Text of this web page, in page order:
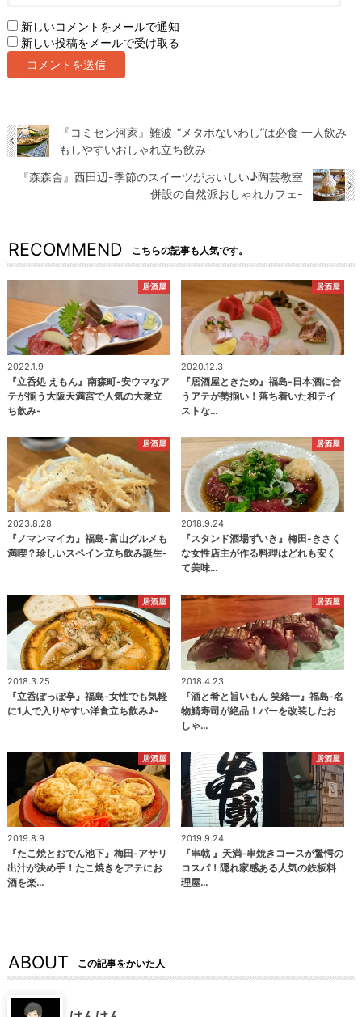
新しいコメントをメールで通知
新しい投稿をメールで受け取る
『コミセン河家』難波-“メタボないわし”は必食 一人飲み
もしやすいおしゃれ立ち飲み-
『森森舎』西田辺-季節のスイーツがおいしい♪陶芸教室
併設の自然派おしゃれカフェ-
RECOMMEND こちらの記事も人気です。
居酒屋
2022.1.9
『立呑処 えもん』南森町-安ウマなア
テが揃う大阪天満宮で人気の大衆立
ち飲み-
居酒屋
2020.12.3
『居酒屋ときため』福島-日本酒に合
うアテが勢揃い！落ち着いた和テイ
ストな…
居酒屋
2023.8.28
『ノマンマイカ』福島-富山グルメも
満喫？珍しいスペイン立ち飲み誕生-
居酒屋
2018.9.24
『スタンド酒場ずいき』梅田-きさく
な女性店主が作る料理はどれも安く
て美味…
居酒屋
2018.3.25
『立呑ぽっぽ亭』福島-女性でも気軽
に1人で入りやすい洋食立ち飲み♪-
居酒屋
2018.4.23
『酒と肴と旨いもん 笑緒一』福島-名
物鯖寿司が絶品！バーを改装したお
しゃ…
居酒屋
2019.8.9
『たこ焼とおでん池下』梅田-アサリ
出汁が決め手！たこ焼きをアテにお
酒を楽…
居酒屋
2019.9.24
『串戟 』天満-串焼きコースが驚愕の
コスパ！隠れ家感ある人気の鉄板料
理屋…
ABOUT この記事をかいた人